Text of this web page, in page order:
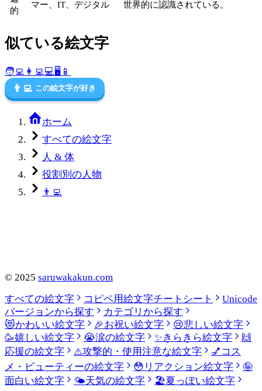
的
マー、IT、デジタル
世界的に認識されている。
似ている絵文字
🧑‍💻 👩‍💻💻🖥️ 📱
👨‍💻 この絵文字が好き
ホーム
すべての絵文字
人 & 体
役割別の人物
👨‍💻
© 2025 saruwakakun.com
すべての絵文字
コピペ用絵文字チートシート
Unicode
バージョンから探す
カテゴリから探す
😻かわいい絵文字 🎉お祝い絵文字 😢悲しい絵文字
🥳嬉しい絵文字 😭涙の絵文字 ✨きらきら絵文字
🙌
応援の絵文字
⚠️攻撃的・使用注意な絵文字 💅 コス
メ・ビューティーの絵文字
😳 リアクション絵文字
🤪
面白い絵文字
🌤️天気の絵文字 🏖️夏っぽい絵文字